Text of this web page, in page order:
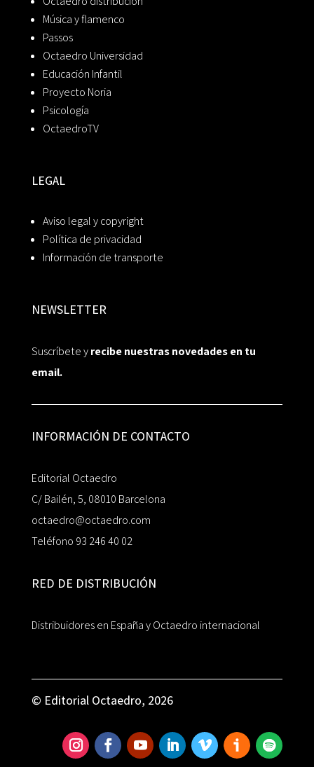
Música y flamenco
Passos
Octaedro Universidad
Educación Infantil
Proyecto Noria
Psicología
OctaedroTV
LEGAL
Aviso legal y copyright
Política de privacidad
Información de transporte
NEWSLETTER
Suscríbete yrecibe nuestras novedades en tu
email.
INFORMACIÓN DE CONTACTO
Editorial Octaedro
C/ Bailén, 5, 08010 Barcelona
octaedro@octaedro.com
Teléfono 93 246 40 02
RED DE DISTRIBUCIÓN
Distribuidores en España y Octaedro internacional
© Editorial Octaedro, 2026